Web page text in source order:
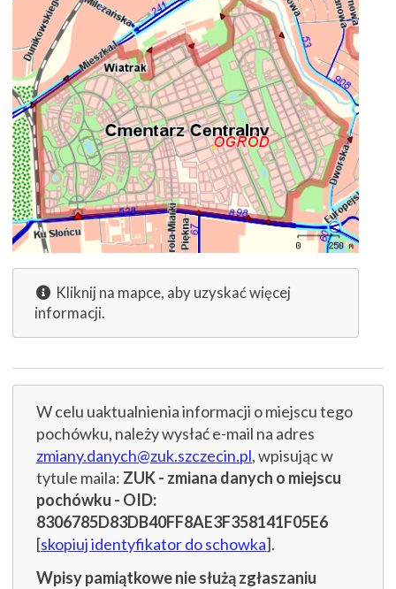
Kliknij na mapce, aby uzyskać więcej
informacji.
W celu uaktualnienia informacji o miejscu tego
pochówku, należy wysłać e-mail na adres
zmiany.danych@zuk.szczecin.pl, wpisując w
tytule maila: ZUK - zmiana danych o miejscu
pochówku - OID:
8306785D83DB40FF8AE3F358141F05E6
[skopiuj identyfikator do schowka].
Wpisy pamiątkowe nie służą zgłaszaniu